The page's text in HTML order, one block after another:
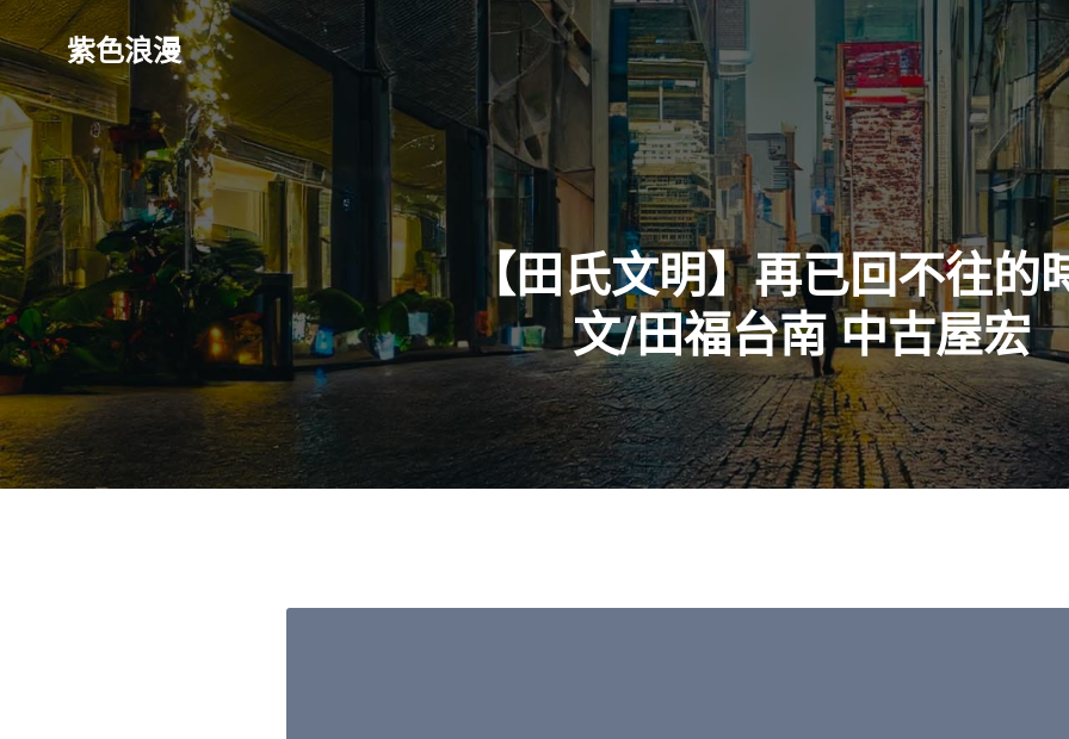
Skip
to
content 紫色浪漫
【田氏文明】再已回不往的
文/田福台南 中古屋宏